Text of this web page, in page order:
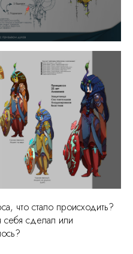
что стало происходить?
сделал или